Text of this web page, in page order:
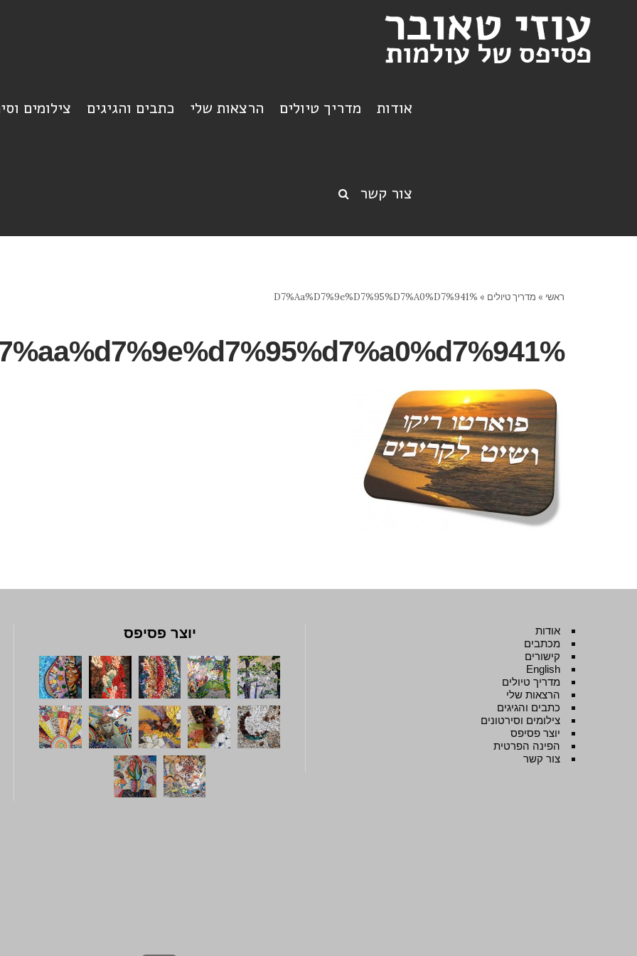
אודות מדריך טיולים הרצאות שלי כתבים והגיגים צילומים
צור קשר
ראשי » מדריך טיולים »
%d7%aa%d7%9e%d7%95%d7%a0%d7%941
%d7%aa%d7%9e%d7%95%d7%a0%d7%941
אודות
מכתבים
קישורים
English
מדריך טיולים
הרצאות שלי
כתבים והגיגים
צילומים וסירטונים
יוצר פסיפס
הפינה הפרטית
צור קשר
יוצר פסיפס